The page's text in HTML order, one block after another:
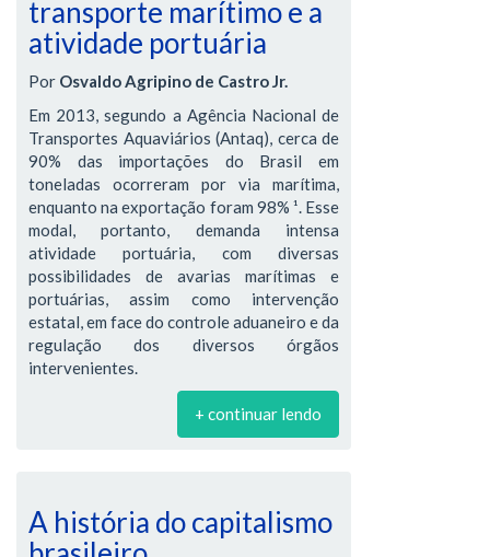
transporte marítimo e a
atividade portuária
Por Osvaldo Agripino de Castro Jr.
Em 2013, segundo a Agência Nacional de
Transportes Aquaviários (Antaq), cerca de
90% das importações do Brasil em
toneladas ocorreram por via marítima,
enquanto na exportação foram 98% ¹. Esse
modal, portanto, demanda intensa
atividade portuária, com diversas
possibilidades de avarias marítimas e
portuárias, assim como intervenção
estatal, em face do controle aduaneiro e da
regulação dos diversos órgãos
intervenientes.
+ continuar lendo
A história do capitalismo